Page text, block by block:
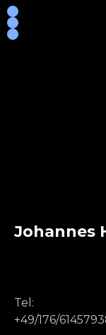
Johannes
Tel:
+49/176/